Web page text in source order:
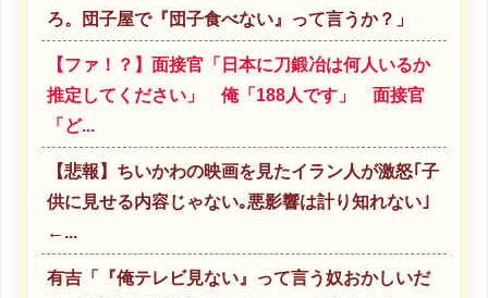
ろ。団子屋で『団子食べない』って言うか？」
【ファ！？】面接官「日本に刀鍛冶は何人いるか
推定してください」 俺「188人です」 面接官
「ど...
【悲報】ちいかわの映画を見たイラン人が激怒｢子
供に見せる内容じゃない｡悪影響は計り知れない｣
←...
有吉「『俺テレビ見ない』って言う奴おかしいだ